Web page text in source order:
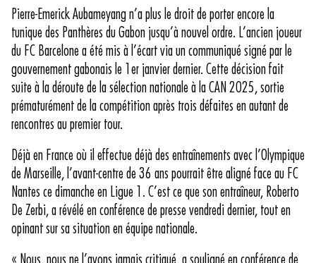
Pierre-Emerick Aubameyang n’a plus le droit de porter encore la
tunique des Panthères du Gabon jusqu’à nouvel ordre. L’ancien joueur
du FC Barcelone a été mis à l’écart via un communiqué signé par le
gouvernement gabonais le 1er janvier dernier. Cette décision fait
suite à la déroute de la sélection nationale à la CAN 2025, sortie
prématurément de la compétition après trois défaites en autant de
rencontres au premier tour.
Déjà en France où il effectue déjà des entraînements avec l’Olympique
de Marseille, l’avant-centre de 36 ans pourrait être aligné face au FC
Nantes ce dimanche en Ligue 1. C’est ce que son entraîneur, Roberto
De Zerbi, a révélé en conférence de presse vendredi dernier, tout en
opinant sur sa situation en équipe nationale.
« Nous, nous ne l’avons jamais critiqué, a souligné en conférence de